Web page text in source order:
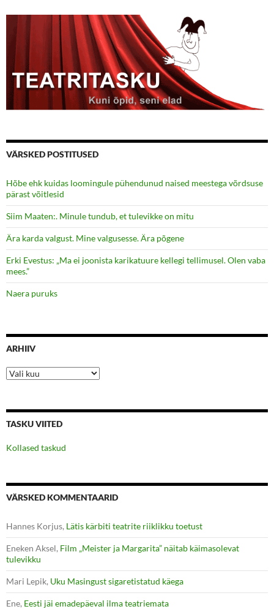
VÄRSKED POSTITUSED
Hõbe ehk kuidas loomingule pühendunud naised meestega võrdsuse
pärast võitlesid
Siim Maaten:. Minule tundub, et tulevikke on mitu
Ära karda valgust. Mine valgusesse. Ära põgene
Erki Evestus: „Ma ei joonista karikatuure kellegi tellimusel. Olen vaba
mees.”
Naera puruks
ARHIIV
Arhiiv
TASKU VIITED
Kollased taskud
VÄRSKED KOMMENTAARID
Hannes Korjus, Lätis kärbiti teatrite riiklikku toetust
Eneken Aksel, Film „Meister ja Margarita” näitab käimasolevat
tulevikku
Mari Lepik, Uku Masingust sigaretistatud käega
Ene, Eesti jäi emadepäeval ilma teatriemata